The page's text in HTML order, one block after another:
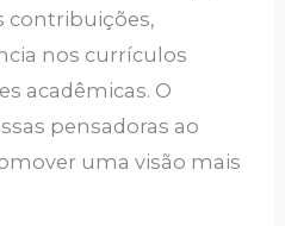
contribuições,
nos currículos
acadêmicas. O
pensadoras ao
uma visão mais